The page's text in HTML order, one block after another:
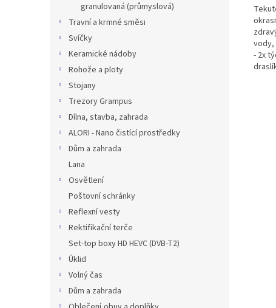
granulovaná (průmyslová)
Travní a krmné směsi
Svíčky
Keramické nádoby
Rohože a ploty
Stojany
Trezory Grampus
Dílna, stavba, zahrada
ALORI - Nano čistící prostředky
Dům a zahrada
Lana
Osvětlení
Poštovní schránky
Reflexní vesty
Rektifikační terče
Set-top boxy HD HEVC (DVB-T2)
Úklid
Volný čas
Dům a zahrada
vody,
- 2x